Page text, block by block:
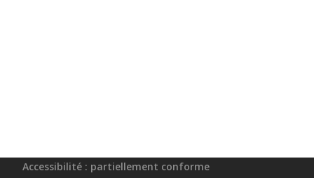
Accessibilité : partiellement conforme